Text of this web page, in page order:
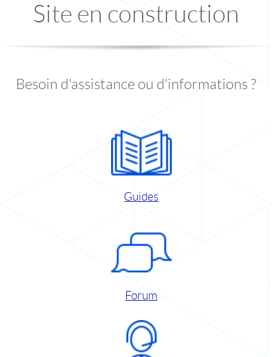
Site en construction
Besoin d'assistance ou d'informations ?
Guides
Forum